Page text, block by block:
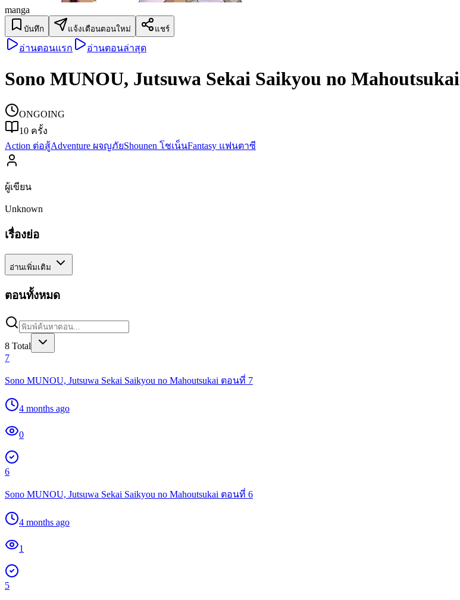
manga
บันทึก แจ้งเตือนตอนใหม่ แชร์
อ่านตอนแรก อ่านตอนล่าสุด
Sono MUNOU, Jutsuwa Sekai Saikyou no Mahoutsukai
ONGOING
10 ครั้ง
Action ต่อสู้Adventure ผจญภัยShounen โชเน็นFantasy แฟนตาซี
ผู้เขียน
Unknown
เรื่องย่อ
อ่านเพิ่มเติม
ตอนทั้งหมด
8 Total
7
Sono MUNOU, Jutsuwa Sekai Saikyou no Mahoutsukai ตอนที่ 7
4 months ago
0
6
Sono MUNOU, Jutsuwa Sekai Saikyou no Mahoutsukai ตอนที่ 6
4 months ago
1
5